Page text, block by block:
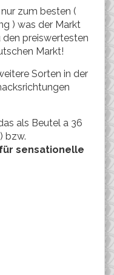
zum besten (
) was der Markt
preiswertesten
Markt!
Sorten in der
als Beutel a 36
) bzw.
für sensationelle